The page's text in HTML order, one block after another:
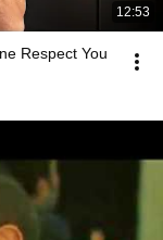
12:53
Respect You